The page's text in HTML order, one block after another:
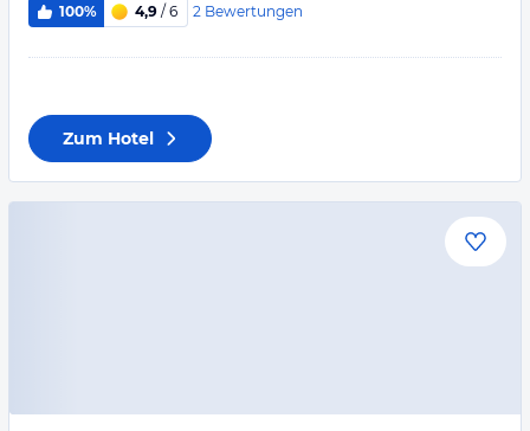
100% 4,9 / 6 2 Bewertungen
Zum Hotel